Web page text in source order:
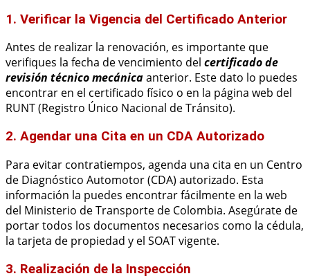
1. Verificar la Vigencia del Certificado Anterior
Antes de realizar la renovación, es importante que
verifiques la fecha de vencimiento del certificado de
revisión técnico mecánicaanterior. Este dato lo puedes
encontrar en el certificado físico o en la página web del
RUNT (Registro Único Nacional de Tránsito).
2. Agendar una Cita en un CDA Autorizado
Para evitar contratiempos, agenda una cita en un Centro
de Diagnóstico Automotor (CDA) autorizado. Esta
información la puedes encontrar fácilmente en la web
del Ministerio de Transporte de Colombia. Asegúrate de
portar todos los documentos necesarios como la cédula,
la tarjeta de propiedad y el SOAT vigente.
3. Realización de la Inspección